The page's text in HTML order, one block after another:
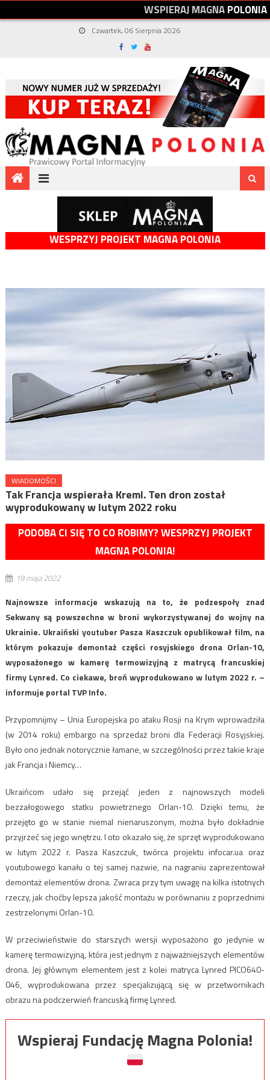
WSPIERAJMAGNAPOLONIA
Czwartek, 06 Sierpnia 2026
WESPRZYJ PROJEKT MAGNA POLONIA
WIADOMOŚCI
Tak Francja wspierała Kreml. Ten dron został
wyprodukowany w lutym 2022 roku
PODOBA CI SIĘ TO CO ROBIMY? WESPRZYJ PROJEKT
MAGNA POLONIA!
19 maja 2022
Najnowsze informacje wskazują na to, że podzespoły znad
Sekwany są powszechne w broni wykorzystywanej do wojny na
Ukrainie. Ukraiński youtuber Pasza Kaszczuk opublikował film, na
którym pokazuje demontaż części rosyjskiego drona Orlan-10,
wyposażonego w kamerę termowizyjną z matrycą francuskiej
firmy Lynred. Co ciekawe, broń wyprodukowano w lutym 2022 r. –
informuje portal TVP Info.
Przypomnijmy – Unia Europejska po ataku Rosji na Krym wprowadziła
(w 2014 roku) embargo na sprzedaż broni dla Federacji Rosyjskiej.
Było ono jednak notorycznie łamane, w szczególności przez takie kraje
jak Francja i Niemcy…
Ukraińcom udało się przejąć jeden z najnowszych modeli
bezzałogowego statku powietrznego Orlan-10. Dzięki temu, że
przejęto go w stanie niemal nienaruszonym, można było dokładnie
przyjrzeć się jego wnętrzu. I oto okazało się, że sprzęt wyprodukowano
w lutym 2022 r. Pasza Kaszczuk, twórca projektu infocar.ua oraz
youtubowego kanału o tej samej nazwie, na nagraniu zaprezentował
demontaż elementów drona. Zwraca przy tym uwagę na kilka istotnych
rzeczy, jak choćby lepsza jakość montażu w porównaniu z poprzednimi
zestrzelonymi Orlan-10.
W przeciwieństwie do starszych wersji wyposażono go jedynie w
kamerę termowizyjną, która jest jednym z najważniejszych elementów
drona. Jej głównym elementem jest z kolei matryca Lynred PICO640-
046, wyprodukowana przez specjalizującą się w przetwornikach
obrazu na podczerwień francuską firmę Lynred.
Wspieraj Fundację Magna Polonia!